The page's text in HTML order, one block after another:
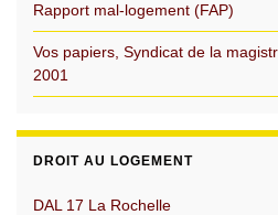
Rapport mal-logement (FAP)
Vos papiers, Syndicat de la
2001
DROIT AU LOGEMENT
DAL 17 La Rochelle